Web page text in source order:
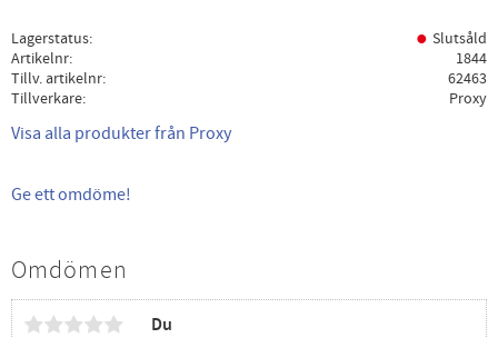
Lagerstatus
Slutsåld
Artikelnr
1844
Tillv. artikelnr
62463
Tillverkare
Proxy
Visa alla produkter från Proxy
Ge ett omdöme!
Omdömen
Du